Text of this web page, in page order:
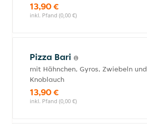
13,90 €
inkl. Pfand (0,00 €)
Pizza Bari
mit Hähnchen, Gyros, Zwiebeln und
Knoblauch
13,90 €
inkl. Pfand (0,00 €)